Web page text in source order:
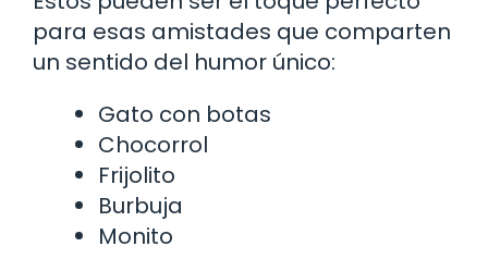
para esas amistades que comparten
un sentido del humor único:
Gato con botas
Chocorrol
Frijolito
Burbuja
Monito